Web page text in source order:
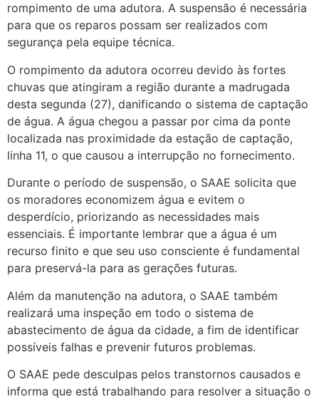
rompimento de uma adutora. A suspensão é necessária
para que os reparos possam ser realizados com
segurança pela equipe técnica.
O rompimento da adutora ocorreu devido às fortes
chuvas que atingiram a região durante a madrugada
desta segunda (27), danificando o sistema de captação
de água. A água chegou a passar por cima da ponte
localizada nas proximidade da estação de captação,
linha 11, o que causou a interrupção no fornecimento.
Durante o período de suspensão, o SAAE solicita que
os moradores economizem água e evitem o
desperdício, priorizando as necessidades mais
essenciais. É importante lembrar que a água é um
recurso finito e que seu uso consciente é fundamental
para preservá-la para as gerações futuras.
Além da manutenção na adutora, o SAAE também
realizará uma inspeção em todo o sistema de
abastecimento de água da cidade, a fim de identificar
possíveis falhas e prevenir futuros problemas.
O SAAE pede desculpas pelos transtornos causados e
informa que está trabalhando para resolver a situação o